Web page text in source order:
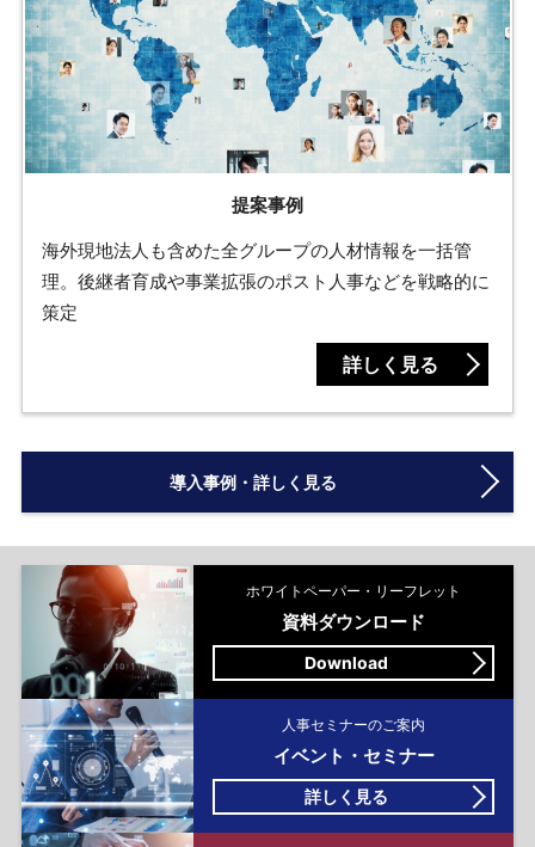
提案事例
海外現地法人も含めた全グループの人材情報を一括管
理。後継者育成や事業拡張のポスト人事などを戦略的に
策定
詳しく見る
導入事例・詳しく見る
ホワイトペーパー・リーフレット
資料ダウンロード
Download
人事セミナーのご案内
イベント・セミナー
詳しく見る